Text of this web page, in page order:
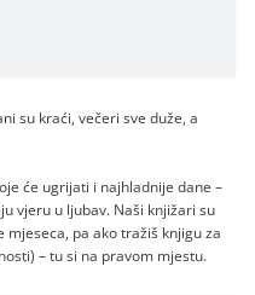
su kraći, večeri sve duže, a
će ugrijati i najhladnije dane –
vjeru u ljubav. Naši knjižari su
pa ako tražiš knjigu za
– tu si na pravom mjestu.